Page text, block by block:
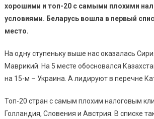
хорошими и топ-20 с самыми плохими
условиями. Беларусь вошла в первый
место.
На одну ступеньку выше нас оказалась
Маврикий. На 5 месте обосновался
на 15-м – Украина. А лидируют в перечне
Топ-20 стран с самым плохим налоговым
Голландия, Словения и Австрия. В списке